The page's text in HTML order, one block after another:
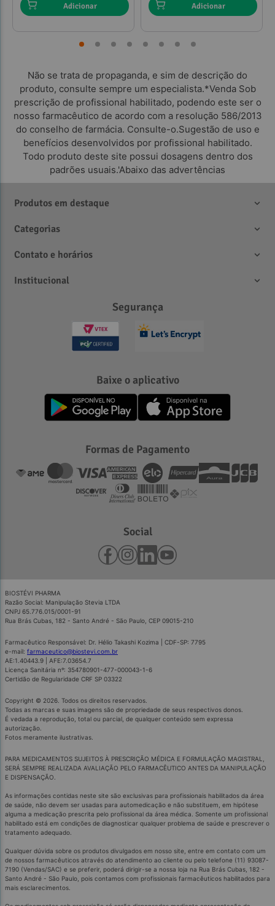
Adicionar Adicionar
Não se trata de propaganda, e sim de descrição do
produto, consulte sempre um especialista.*Venda Sob
prescrição de profissional habilitado, podendo este ser o
nosso farmacêutico de acordo com a resolução 586/2013
do conselho de farmácia. Consulte-o.Sugestão de uso e
benefícios desenvolvidos por profissional habilitado.
Todo produto deste site possui dosagens dentro dos
padrões usuais.'Abaixo das advertências
Produtos em destaque
Categorias
Contato e horários
Institucional
Segurança
Baixe o aplicativo
Formas de Pagamento
Social
BIOSTÉVI PHARMA
Razão Social: Manipulação Stevia LTDA
CNPJ 65.776.015/0001-91
Rua Brás Cubas, 182 - Santo André - São Paulo, CEP 09015-210
Farmacêutico Responsável: Dr. Hélio Takashi Kozima | CDF-SP: 7795
e-mail: farmaceutico@biostevi.com.br
AE:1.40443.9 | AFE:7.03654.7
Licença Sanitária nº: 354780901-477-000043-1-6
Certidão de Regularidade CRF SP 03322
Copyright © 2026. Todos os direitos reservados.
Todas as marcas e suas imagens são de propriedade de seus respectivos donos.
É vedada a reprodução, total ou parcial, de qualquer conteúdo sem expressa
autorização.
Fotos meramente ilustrativas.
PARA MEDICAMENTOS SUJEITOS À PRESCRIÇÃO MÉDICA E FORMULAÇÃO MAGISTRAL,
SERÁ SEMPRE REALIZADA AVALIAÇÃO PELO FARMACÊUTICO ANTES DA MANIPULAÇÃO
E DISPENSAÇÃO.
As informações contidas neste site são exclusivas para profissionais habilitados da área
de saúde, não devem ser usadas para automedicação e não substituem, em hipótese
alguma a medicação prescrita pelo profissional da área médica. Somente um profissional
habilitado está em condições de diagnosticar qualquer problema de saúde e prescrever o
tratamento adequado.
Qualquer dúvida sobre os produtos divulgados em nosso site, entre em contato com um
de nossos farmacêuticos através do atendimento ao cliente ou pelo telefone (11) 93087-
7190 (Vendas/SAC) e se preferir, poderá dirigir-se a nossa loja na Rua Brás Cubas, 182 -
Santo André - São Paulo, pois contamos com profissionais farmacêuticos habilitados para
mais esclarecimentos.